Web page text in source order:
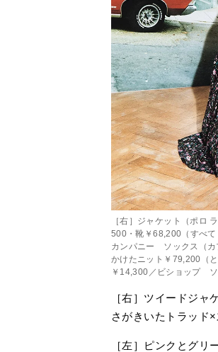
［右］ジャケット（ポロ
500・靴￥68,200（すべ
カンパニー ソックス（カ
かけたニット￥79,200（
￥14,300／ビショップ
［右］ツイードジャ
さがきいたトラッド
［左］ピンクとグリ